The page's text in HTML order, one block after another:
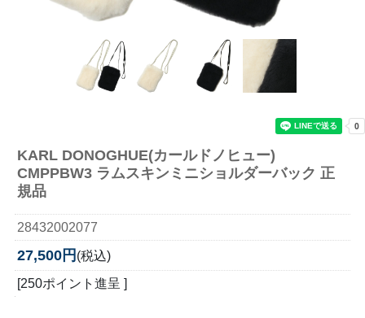
KARL DONOGHUE(カールドノヒュー)
CMPPBW3 ラムスキンミニショルダーバック 正
規品
28432002077
27,500円 (税込)
[250ポイント進呈 ]